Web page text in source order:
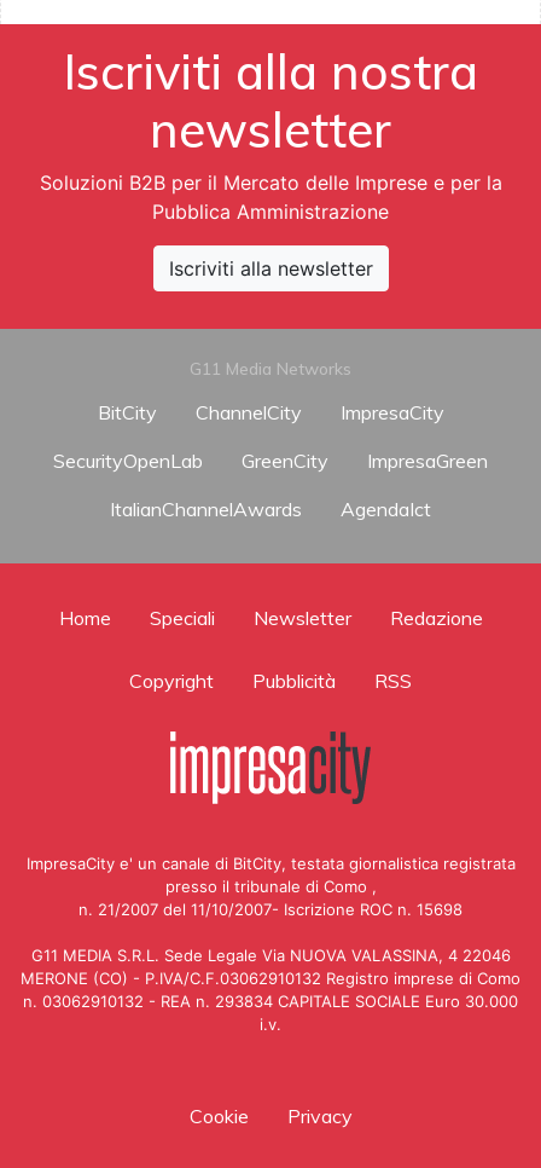
Iscriviti alla nostra
newsletter
Soluzioni B2B per il Mercato delle Imprese e per la
Pubblica Amministrazione
Iscriviti alla newsletter
G11 Media Networks
BitCity ChannelCity
ImpresaCity
SecurityOpenLab
GreenCity
ImpresaGreen
ItalianChannelAwards
AgendaIct
Home Speciali Newsletter Redazione
Copyright Pubblicità RSS
ImpresaCity e' un canale di BitCity, testata giornalistica registrata
presso il tribunale di Como ,
n. 21/2007 del 11/10/2007- Iscrizione ROC n. 15698
G11 MEDIA S.R.L. Sede Legale Via NUOVA VALASSINA, 4 22046
MERONE (CO) - P.IVA/C.F.03062910132 Registro imprese di Como
n. 03062910132 - REA n. 293834 CAPITALE SOCIALE Euro 30.000
i.v.
Cookie Privacy